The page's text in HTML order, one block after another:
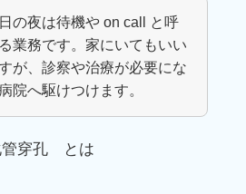
の夜は待機や on call と呼
業務です。家にいてもいい
が、診察や治療が必要にな
院へ駆けつけます。
管穿孔 とは